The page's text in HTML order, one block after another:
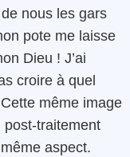
nous les gars
pote me laisse
Dieu ! J’ai
croire à quel
Cette même image
post-traitement
aspect.